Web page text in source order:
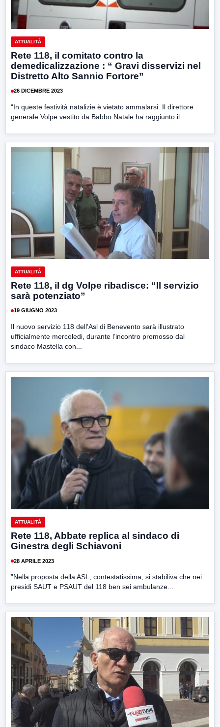
ATTUALITÀ
Rete 118, il comitato contro la
demedicalizzazione : “ Gravi disservizi nel
Distretto Alto Sannio Fortore”
26 DICEMBRE 2023
“In queste festività natalizie è vietato ammalarsi. Il direttore
generale Volpe vestito da Babbo Natale ha raggiunto il...
ATTUALITÀ
Rete 118, il dg Volpe ribadisce: “Il servizio
sarà potenziato”
19 GIUGNO 2023
Il nuovo servizio 118 dell’Asl di Benevento sarà illustrato
ufficialmente mercoledi, durante l’incontro promosso dal
sindaco Mastella con...
ATTUALITÀ
Rete 118, Abbate replica al sindaco di
Ginestra degli Schiavoni
28 APRILE 2023
”Nella proposta della ASL, contestatissima, si stabiliva che nei
presidi SAUT e PSAUT del 118 ben sei ambulanze...